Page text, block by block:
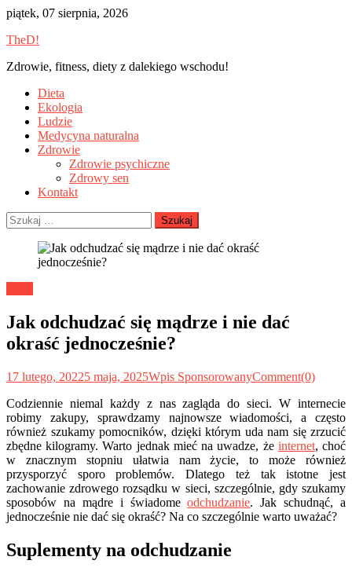
Skip
content
piątek, 07 sierpnia, 2026
TheD!
Zdrowie, fitness, diety z dalekiego wschodu!
Dieta
Ekologia
Ludzie
Medycyna naturalna
Zdrowie
Zdrowie psychiczne
Zdrowy sen
Kontakt
Szukaj:
Jak odchudzać się mądrze i nie dać
okraść jednocześnie?
17 lutego, 20225 maja, 2025Wpis SponsorowanyComment(0)
Codziennie niemal każdy z nas zagląda do sieci. W internecie
robimy zakupy, sprawdzamy najnowsze wiadomości, a często
również szukamy pomocników, dzięki którym uda nam się zrzucić
zbędne kilogramy. Warto jednak mieć na uwadze, że internet, choć
w znacznym stopniu ułatwia nam życie, to może również
przysporzyć sporo problemów. Dlatego też tak istotne jest
zachowanie zdrowego rozsądku w sieci, szczególnie, gdy szukamy
sposobów na mądre i świadomeodchudzanie. Jak schudnąć, a
jednocześnie nie dać się okraść? Na co szczególnie warto uważać?
Suplementy na odchudzanie